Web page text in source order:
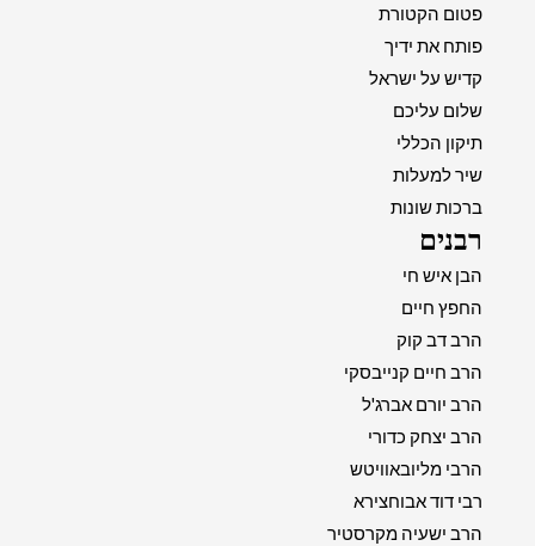
פטום הקטורת
פותח את ידיך
קדיש על ישראל
שלום עליכם
תיקון הכללי
שיר למעלות
ברכות שונות
רבנים
הבן איש חי
החפץ חיים
הרב דב קוק
הרב חיים קנייבסקי
הרב יורם אברג'ל
הרב יצחק כדורי
הרבי מליובאוויטש
רבי דוד אבוחצירא
הרב ישעיה מקרסטיר